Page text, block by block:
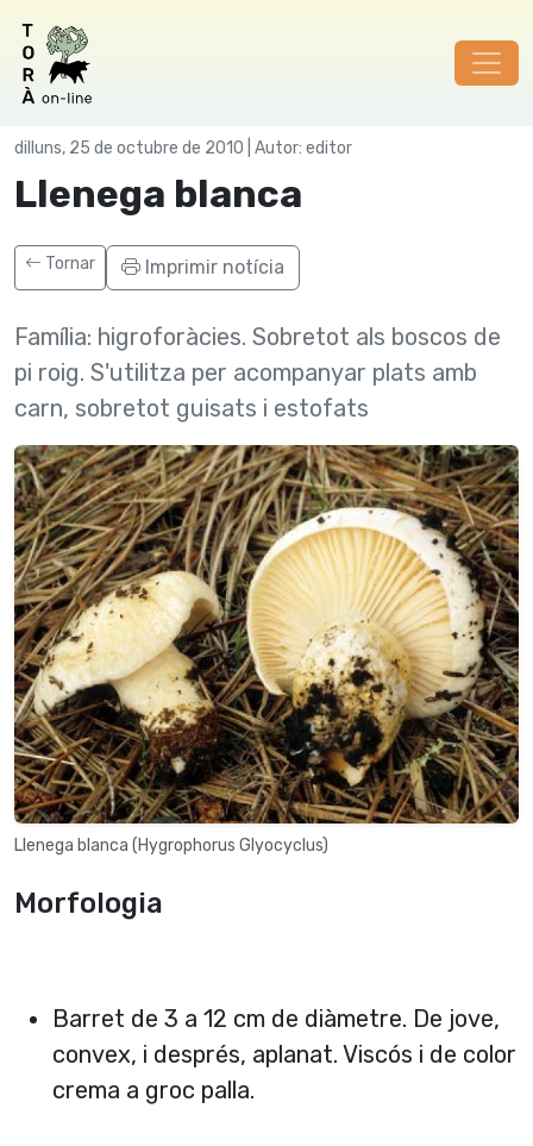
dilluns, 25 de octubre de 2010 | Autor: editor
Llenega blanca
Tornar Imprimir notícia
Famí­lia: higroforàcies. Sobretot als boscos de
pi roig. S'utilitza per acompanyar plats amb
carn, sobretot guisats i estofats
Llenega blanca (Hygrophorus Glyocyclus)
Morfologia
Barret de 3 a 12 cm de diàmetre. De jove,
convex, i després, aplanat. Viscós i de color
crema a groc palla.